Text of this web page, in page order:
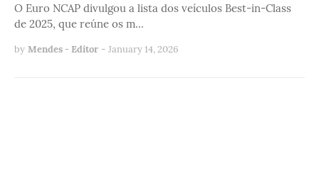
O Euro NCAP divulgou a lista dos veículos Best-in-Class
de 2025, que reúne os m…
by Mendes - Editor - January 14, 2026